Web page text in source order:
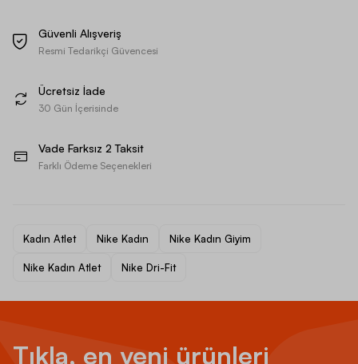
Güvenli Alışveriş
Resmi Tedarikçi Güvencesi
Ücretsiz İade
30 Gün İçerisinde
Vade Farksız 2 Taksit
Farklı Ödeme Seçenekleri
Kadın Atlet Nike Kadın Nike Kadın Giyim
Nike Kadın Atlet Nike Dri-Fit
Tıkla, en yeni ürünleri